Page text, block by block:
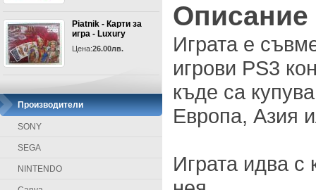
Piatnik - Карти за
игра - Luxury
Цена:26.00лв.
Производители
SONY
SEGA
NINTENDO
Описание
Играта е
игрови PS3
къде са
Европа, Азия
Играта идва с